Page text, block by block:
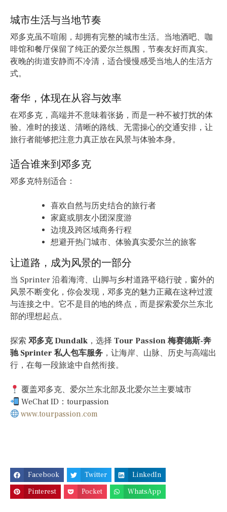
城市生活与当地节奏
邓多克虽不喧闹，却拥有完整的城市生活。当地酒吧、咖
啡馆和餐厅保留了纯正的爱尔兰氛围，节奏友好而真实。
夜晚的街道安静而不冷清，适合慢慢感受当地人的生活方
式。
奢华，体现在从容与效率
在邓多克，高端并不意味着张扬，而是一种不被打扰的体
验。准时的接送、清晰的路线、无需操心的交通安排，让
旅行者能够把注意力真正放在风景与体验本身。
适合谁来到邓多克
邓多克特别适合：
喜欢自然与历史结合的旅行者
家庭或朋友小团深度游
边境及跨区域商务行程
想避开热门城市、体验真实爱尔兰的旅客
让道路，成为风景的一部分
当 Sprinter 沿着海湾、山脚与乡村道路平稳行驶，窗外的
风景不断变化，你会发现，邓多克的魅力正藏在这种过渡
与连接之中。它不是目的地的终点，而是探索爱尔兰东北
部的理想起点。
探索 邓多克 Dundalk ，选择 Tour Passion 梅赛德斯-奔
驰 Sprinter 私人包车服务 ，让海岸、山脉、历史与高端出
行，在每一段旅途中自然衔接。
覆盖邓多克、爱尔兰东北部及北爱尔兰主要城市
WeChat ID：tourpassion
www.tourpassion.com
Facebook Twitter
LinkedIn
Pinterest
Pocket WhatsApp